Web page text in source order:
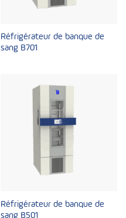
Réfrigérateur de banque de
sang B701
Réfrigérateur de banque de
sang B501